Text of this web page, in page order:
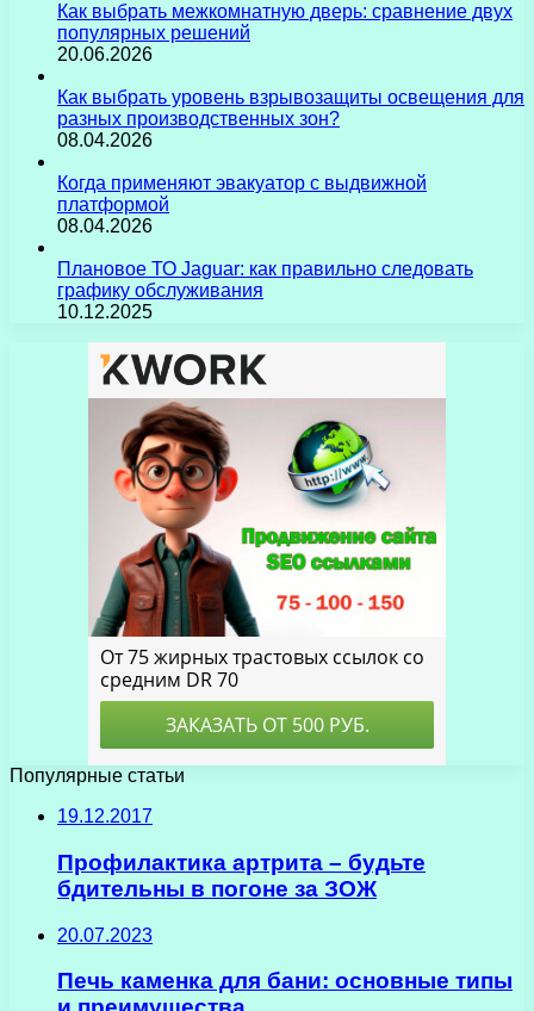
Как выбрать межкомнатную дверь: сравнение двух
популярных решений
20.06.2026
Как выбрать уровень взрывозащиты освещения для
разных производственных зон?
08.04.2026
Когда применяют эвакуатор с выдвижной
платформой
08.04.2026
Плановое ТО Jaguar: как правильно следовать
графику обслуживания
10.12.2025
Популярные статьи
19.12.2017
Профилактика артрита – будьте
бдительны в погоне за ЗОЖ
20.07.2023
Печь каменка для бани: основные типы